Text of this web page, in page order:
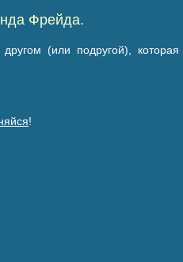
Фрейда.
(или подругой),
!